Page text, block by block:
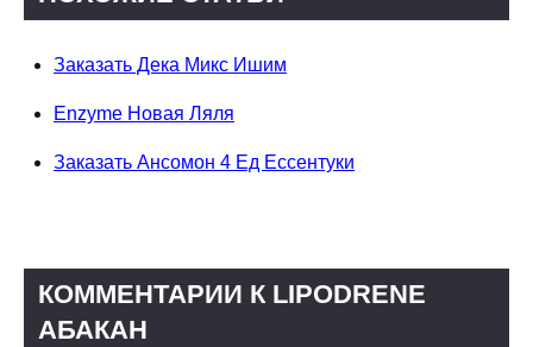
Заказать Дека Микс Ишим
Enzyme Новая Ляля
Заказать Ансомон 4 Ед Ессентуки
КОММЕНТАРИИ К LIPODRENE
АБАКАН